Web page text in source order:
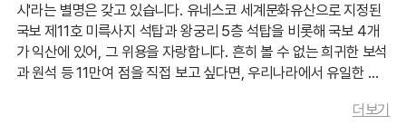
과거 경기도의 한 재개발 지역에서는 수십 년간 이어져 온
마을 공동체의 생활사와 고유한 민속 전통을 기록하지 못한
채 철거가 진행되었습니다.
증언해 줄 어르신들
시'라는 별명은 갖고 있습니다. 유네스코 세계문화유산으로 지정된
국보 제11호 미륵사지 석탑과 왕궁리 5층 석탑을 비롯해 국보 4개
가 익산에 있어, 그 위용을 자랑합니다. 흔히 볼 수 없는 희귀한 보석
과 원석 등 11만여 점을 직접 보고 싶다면, 우리나라에서 유일한 보
된 국가식품산업클러스터를 중심으로 ‘동북아 식품산업 허브’로 발
더보기